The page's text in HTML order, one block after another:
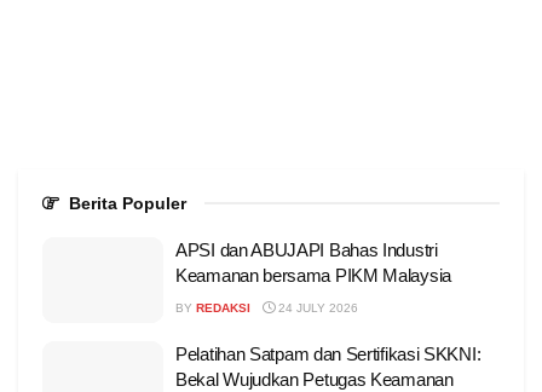
Berita Populer
APSI dan ABUJAPI Bahas Industri
Keamanan bersama PIKM Malaysia
BY REDAKSI 24 JULY 2026
Pelatihan Satpam dan Sertifikasi SKKNI:
Bekal Wujudkan Petugas Keamanan